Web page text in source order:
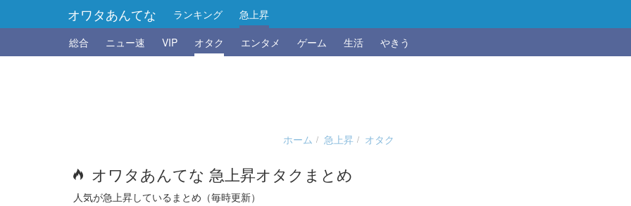
オワタあんてな ランキング
急上昇
総合
ニュー速 VIP オタク エンタメ ゲーム 生活 やきう
ホーム 急上昇 オタク
オワタあんてな 急上昇オタクまとめ
人気が急上昇しているまとめ（毎時更新）